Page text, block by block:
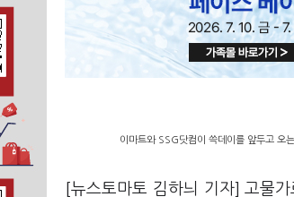
이마트와 SSG닷컴이 쓱데이를 앞두고 오
[뉴스토마토 김하늬 기자] 고물